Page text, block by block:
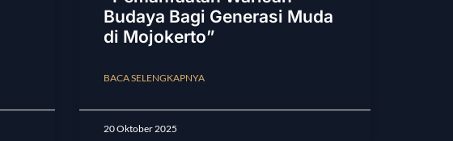
Budaya Bagi Generasi Muda
di Mojokerto”
BACA SELENGKAPNYA
20 Oktober 2025